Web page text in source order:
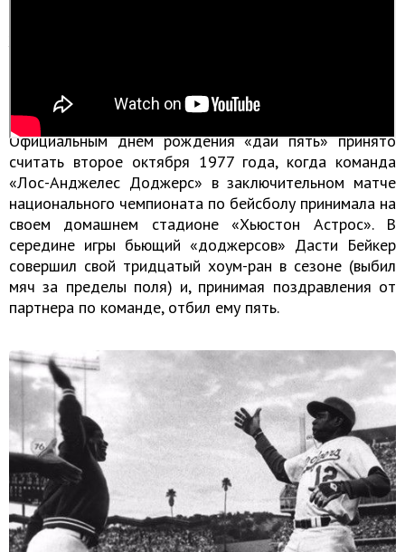
бейсболисты).
Официальным днем рождения «дай пять» принято
считать второе октября 1977 года, когда команда
«Лос-Анджелес Доджерс» в заключительном матче
национального чемпионата по бейсболу принимала на
своем домашнем стадионе «Хьюстон Астрос». В
середине игры бьющий «доджерсов» Дасти Бейкер
совершил свой тридцатый хоум-ран в сезоне (выбил
мяч за пределы поля) и, принимая поздравления от
партнера по команде, отбил ему пять.